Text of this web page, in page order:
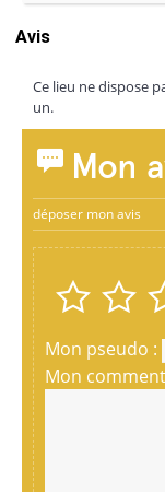
Avis
Ce lieu ne dispose
un.
Mon
déposer mon avis
Mon pseudo :
Mon